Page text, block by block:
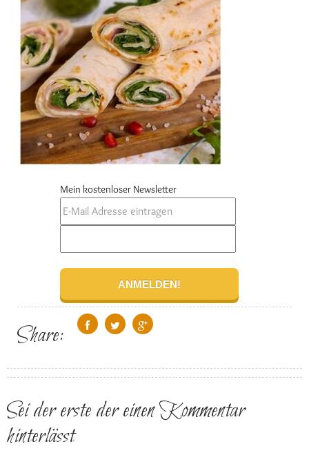
Mein kostenloser Newsletter
Share:
Sei der erste der einen Kommentar
hinterlässt